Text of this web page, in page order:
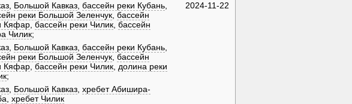
Большой Кавказ бассейн реки Кубань
реки Большой Зеленчук бассейн
Кяфар бассейн реки Чилик бассейн
Чилик;
Большой Кавказ бассейн реки Кубань
реки Большой Зеленчук бассейн
Кяфар бассейн реки Чилик долина реки
;
Большой Кавказ хребет Абишира-
хребет Чилик
2024-11-22